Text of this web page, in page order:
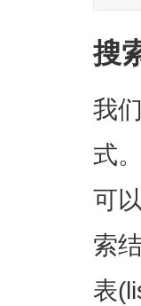
搜
我
式
可
索
表